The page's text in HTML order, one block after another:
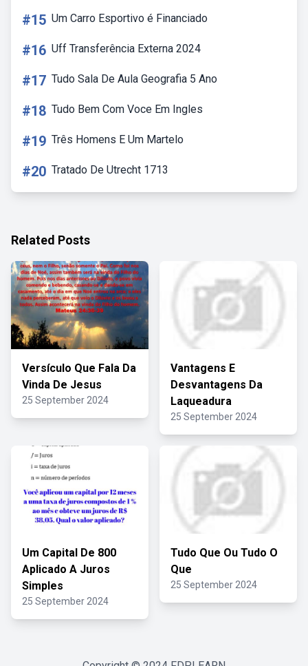
#15 Um Carro Esportivo é Financiado
#16 Uff Transferência Externa 2024
#17 Tudo Sala De Aula Geografia 5 Ano
#18 Tudo Bem Com Voce Em Ingles
#19 Três Homens E Um Martelo
#20 Tratado De Utrecht 1713
Related Posts
Versículo Que Fala Da
Vinda De Jesus
25 September 2024
Vantagens E
Desvantagens Da
Laqueadura
25 September 2024
Um Capital De 800
Aplicado A Juros
Simples
25 September 2024
Tudo Que Ou Tudo O
Que
25 September 2024